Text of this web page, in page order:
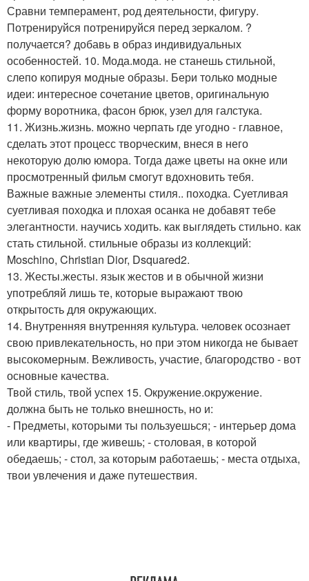
Сравни темперамент, род деятельности, фигуру.
Потренируйся потренируйся перед зеркалом. ?
получается? добавь в образ индивидуальных
особенностей. 10. Мода.мода. не станешь стильной,
слепо копируя модные образы. Бери только модные
идеи: интересное сочетание цветов, оригинальную
форму воротника, фасон брюк, узел для галстука.
11. Жизнь.жизнь. можно черпать где угодно - главное,
сделать этот процесс творческим, внеся в него
некоторую долю юмора. Тогда даже цветы на окне или
просмотренный фильм смогут вдохновить тебя.
Важные важные элементы стиля.. походка. Суетливая
суетливая походка и плохая осанка не добавят тебе
элегантности. научись ходить. как выглядеть стильно. как
стать стильной. стильные образы из коллекций:
Moschino, Christian Dior, Dsquared2.
13. Жесты.жесты. язык жестов и в обычной жизни
употребляй лишь те, которые выражают твою
открытость для окружающих.
14. Внутренняя внутренняя культура. человек осознает
свою привлекательность, но при этом никогда не бывает
высокомерным. Вежливость, участие, благородство - вот
основные качества.
Твой стиль, твой успех 15. Окружение.окружение.
должна быть не только внешность, но и:
- Предметы, которыми ты пользуешься; - интерьер дома
или квартиры, где живешь; - столовая, в которой
обедаешь; - стол, за которым работаешь; - места отдыха,
твои увлечения и даже путешествия.